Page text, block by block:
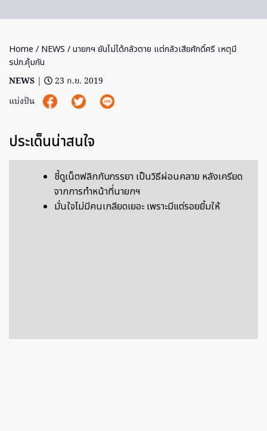
Home / NEWS / นายกฯ ยันไม่ได้กลัวตาย แต่กลัวเสียศักดิ์ศรี เหตุมี
รปภ.คุ้มกัน
NEWS |
23 ก.ย. 2019
แบ่งปัน
ประเด็นน่าสนใจ
ชี้ดูเน็ตฟลิกกับภรรยา เป็นวิธีผ่อนคลาย หลังเครียด
จากการทำหน้าที่นายกฯ
มั่นใจไม่มีคนเกลียดเยอะ เพราะมีแต่รอยยิ้มให้